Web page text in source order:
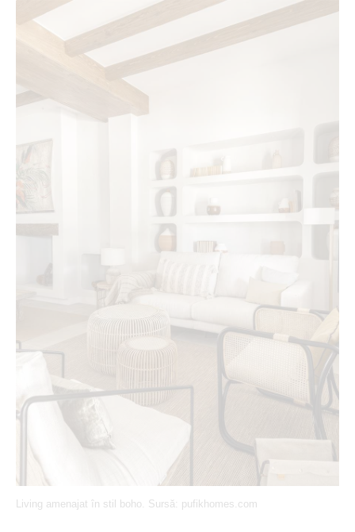
Living amenajat în stil boho. Sursă: pufikhomes.com